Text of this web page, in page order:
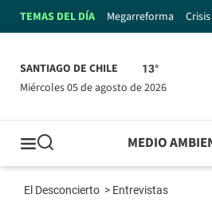
TEMAS DEL DÍA Megarreforma
SANTIAGO DE CHILE 13°
miércoles 05 de agosto de 2026
MEDIO
El Desconcierto > Entrevistas